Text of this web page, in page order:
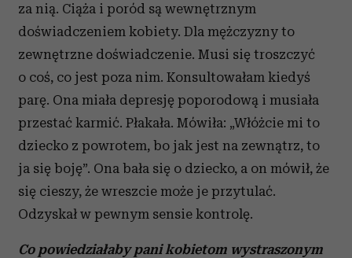
za nią. Ciąża i poród są wewnętrznym
doświadczeniem kobiety. Dla mężczyzny to
zewnętrzne doświadczenie. Musi się troszczyć
o coś, co jest poza nim. Konsultowałam kiedyś
parę. Ona miała depresję poporodową i musiała
przestać karmić. Płakała. Mówiła: „Włóżcie mi to
dziecko z powrotem, bo jak jest na zewnątrz, to
ja się boję”. Ona bała się o dziecko, a on mówił, że
się cieszy, że wreszcie może je przytulać.
Odzyskał w pewnym sensie kontrolę.
Co powiedziałaby pani kobietom wystraszonym